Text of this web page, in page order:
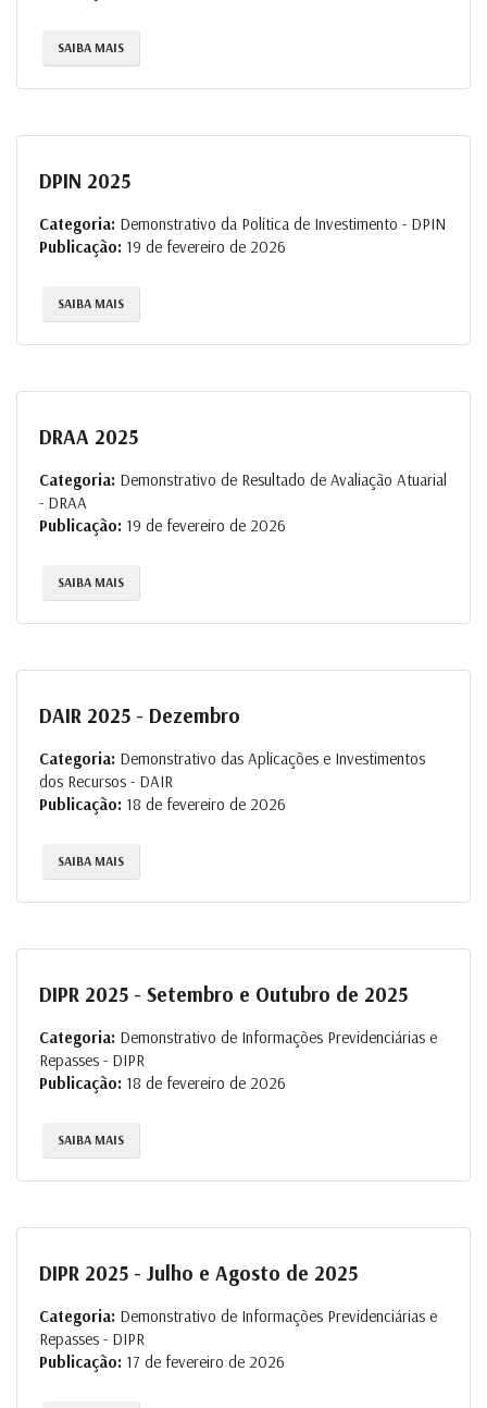
SAIBA MAIS
DPIN 2025
Categoria: Demonstrativo da Política de Investimento - DPIN
Publicação: 19 de fevereiro de 2026
SAIBA MAIS
DRAA 2025
Categoria: Demonstrativo de Resultado de Avaliação Atuarial
- DRAA
Publicação: 19 de fevereiro de 2026
SAIBA MAIS
DAIR 2025 - Dezembro
Categoria: Demonstrativo das Aplicações e Investimentos
dos Recursos - DAIR
Publicação: 18 de fevereiro de 2026
SAIBA MAIS
DIPR 2025 - Setembro e Outubro de 2025
Categoria: Demonstrativo de Informações Previdenciárias e
Repasses - DIPR
Publicação: 18 de fevereiro de 2026
SAIBA MAIS
DIPR 2025 - Julho e Agosto de 2025
Categoria: Demonstrativo de Informações Previdenciárias e
Repasses - DIPR
Publicação: 17 de fevereiro de 2026